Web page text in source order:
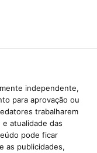
independente,
para aprovação ou
trabalharem
atualidade das
pode ficar
as publicidades,